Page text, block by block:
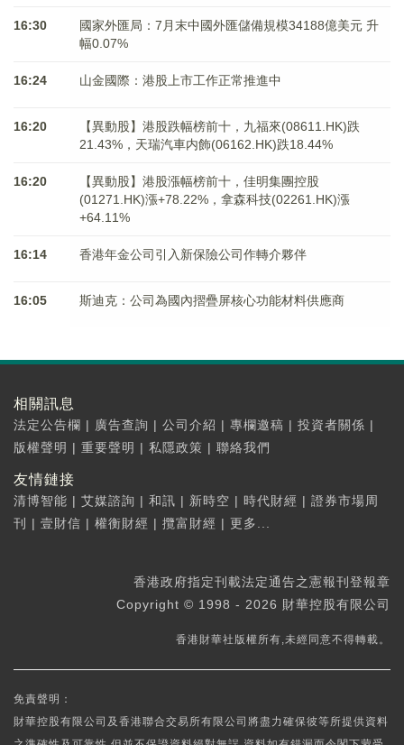
16:30
國家外匯局：7月末中國外匯儲備規模34188億美元 升
幅0.07%
16:24 山金國際：港股上市工作正常推進中
16:20
【異動股】港股跌幅榜前十，九福來(08611.HK)跌
21.43%，天瑞汽車内飾(06162.HK)跌18.44%
16:20
【異動股】港股漲幅榜前十，佳明集團控股
(01271.HK)漲+78.22%，拿森科技(02261.HK)漲
+64.11%
16:14 香港年金公司引入新保險公司作轉介夥伴
16:05 斯迪克：公司為國內摺疊屏核心功能材料供應商
相關訊息
法定公告欄 | 廣告查詢 | 公司介紹 | 專欄邀稿 | 投資者關係 |
版權聲明 | 重要聲明 | 私隱政策 | 聯絡我們
友情鏈接
清博智能 | 艾媒諮詢 | 和訊 | 新時空 | 時代財經 | 證券市場周
刊
| 壹財信 | 權衡財經 | 攬富財經 | 更多...
香港政府指定刊載法定通告之憲報刊登報章
Copyright © 1998 - 2026 財華控股有限公司
香港財華社版權所有,未經同意不得轉載。
免責聲明：
財華控股有限公司及香港聯合交易所有限公司將盡力確保彼等所提供資料